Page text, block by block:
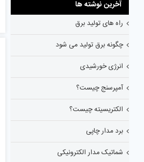
آخرین نوشته ها
راه های تولید برق
چگونه برق تولید می شود
انرژی خورشیدی
آمپرسنج چیست؟
الکتریسیته چیست؟
برد مدار چاپی
شماتیک مدار الکترونیکی